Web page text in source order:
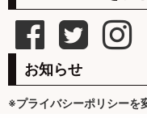
お知らせ
※プライバシーポリシーを